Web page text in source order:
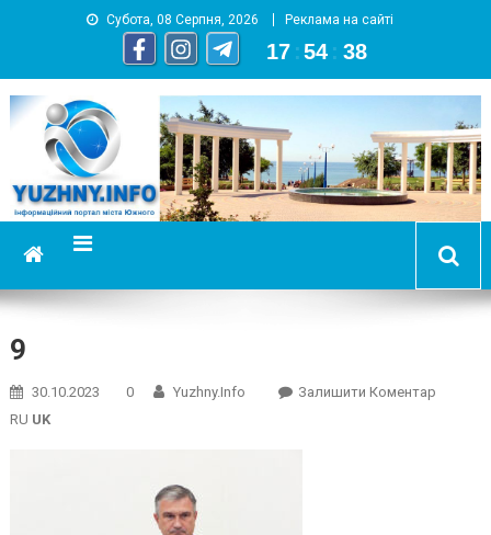
Субота, 08 Серпня, 2026 Реклама на сайті
17 :54 : 38
YUZHNY.INFO
информационный портал города Южный
9
30.10.2023 0 Yuzhny.info Залишити КоментарOn
RU UK